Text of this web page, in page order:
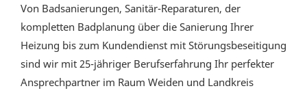
Von Badsanierungen, Sanitär-Reparaturen, der
kompletten Badplanung über die Sanierung Ihrer
Heizung bis zum Kundendienst mit Störungsbeseitigung
sind wir mit 25-jähriger Berufserfahrung Ihr perfekter
Ansprechpartner im Raum Weiden und Landkreis